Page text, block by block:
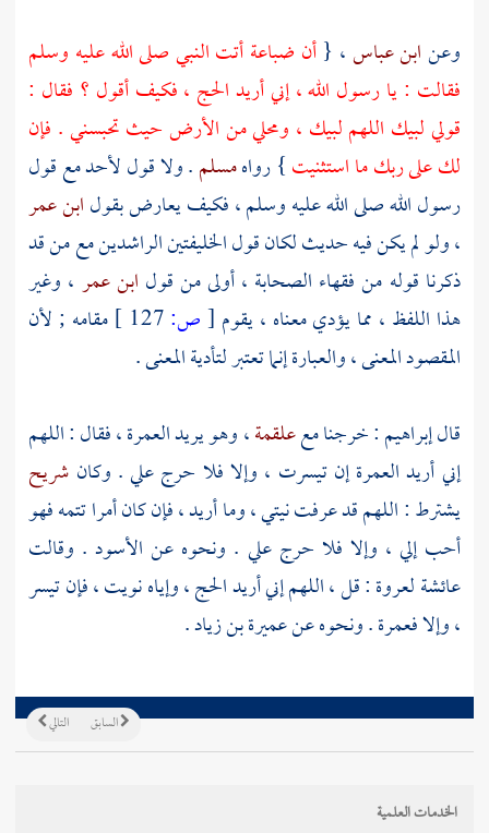
وعنابن عباس، {أن ضباعةأتت النبي صلى الله عليه وسلم
فقالت : يا رسول الله ، إني أريد الحج ، فكيف أقول ؟ فقال :
قولي لبيك اللهم لبيك ، ومحلي من الأرض حيث تحبسني . فإن
لك على ربك ما استثنيت} رواهمسلم. ولا قول لأحد مع قول
رسول الله صلى الله عليه وسلم ، فكيف يعارض بقولابن عمر
، ولو لم يكن فيه حديث لكان قول الخليفتين الراشدين مع من قد
ذكرنا قوله من فقهاء الصحابة ، أولى من قول ابن عمر ، وغير
هذا اللفظ ، مما يؤدي معناه ، يقوم [ص:
مقامه ; لأن
المقصود المعنى ، والعبارة إنما تعتبر لتأدية المعنى .
قالإبراهيم: خرجنا مععلقمة، وهو يريد العمرة ، فقال : اللهم
إني أريد العمرة إن تيسرت ، وإلا فلا حرج علي . وكان شريح
يشترط : اللهم قد عرفت نيتي ، وما أريد ، فإن كان أمرا تتمه فهو
أحب إلي ، وإلا فلا حرج علي . ونحوه عن الأسود . وقالت
عائشةلعروة: قل ، اللهم إني أريد الحج ، وإياه نويت ، فإن تيسر
، وإلا فعمرة . ونحوه عنعميرة بن زياد.
التالي السابق
الخدمات العلمية